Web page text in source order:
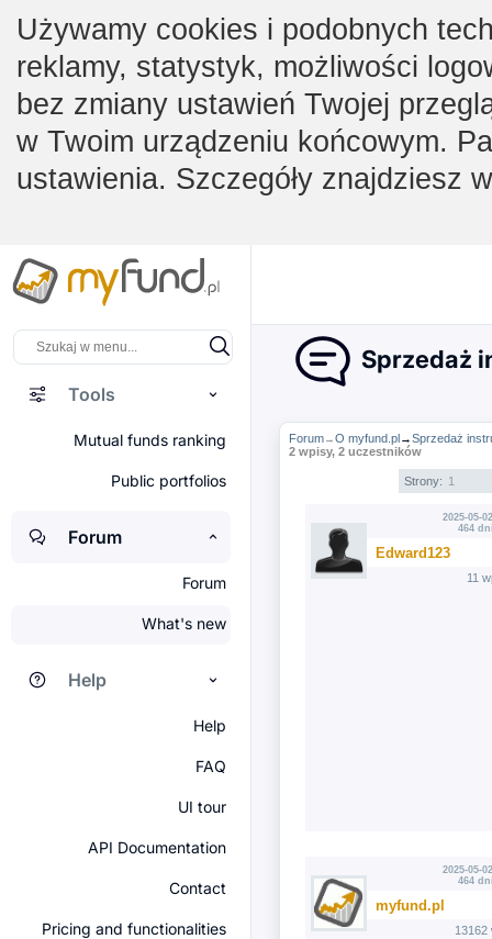
Używamy cookies i podobnych
reklamy, statystyk, możliwości
bez zmiany ustawień Twojej
w Twoim urządzeniu końcowym.
ustawienia. Szczegóły znajdziesz
Tools
Mutual funds ranking
Public portfolios
Forum
Forum
What's new
Help
Help
FAQ
UI tour
API Documentation
Contact
Pricing and functionalities
Sprzedaż
Forum→O myfund.pl→Sprzedaż
2 wpisy, 2 uczestników
Strony: 1
2025-05-
464
Edward123
11
2025-05-
464
myfund.pl
13162